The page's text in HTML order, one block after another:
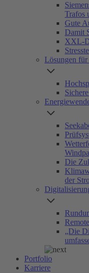
Trafos
Gute
Damit
XXL-
Lösungen
Die
der
„Die
Portfolio
Karriere